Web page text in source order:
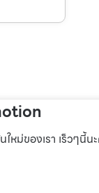
หม่ของเรา เร็วๆนี้น